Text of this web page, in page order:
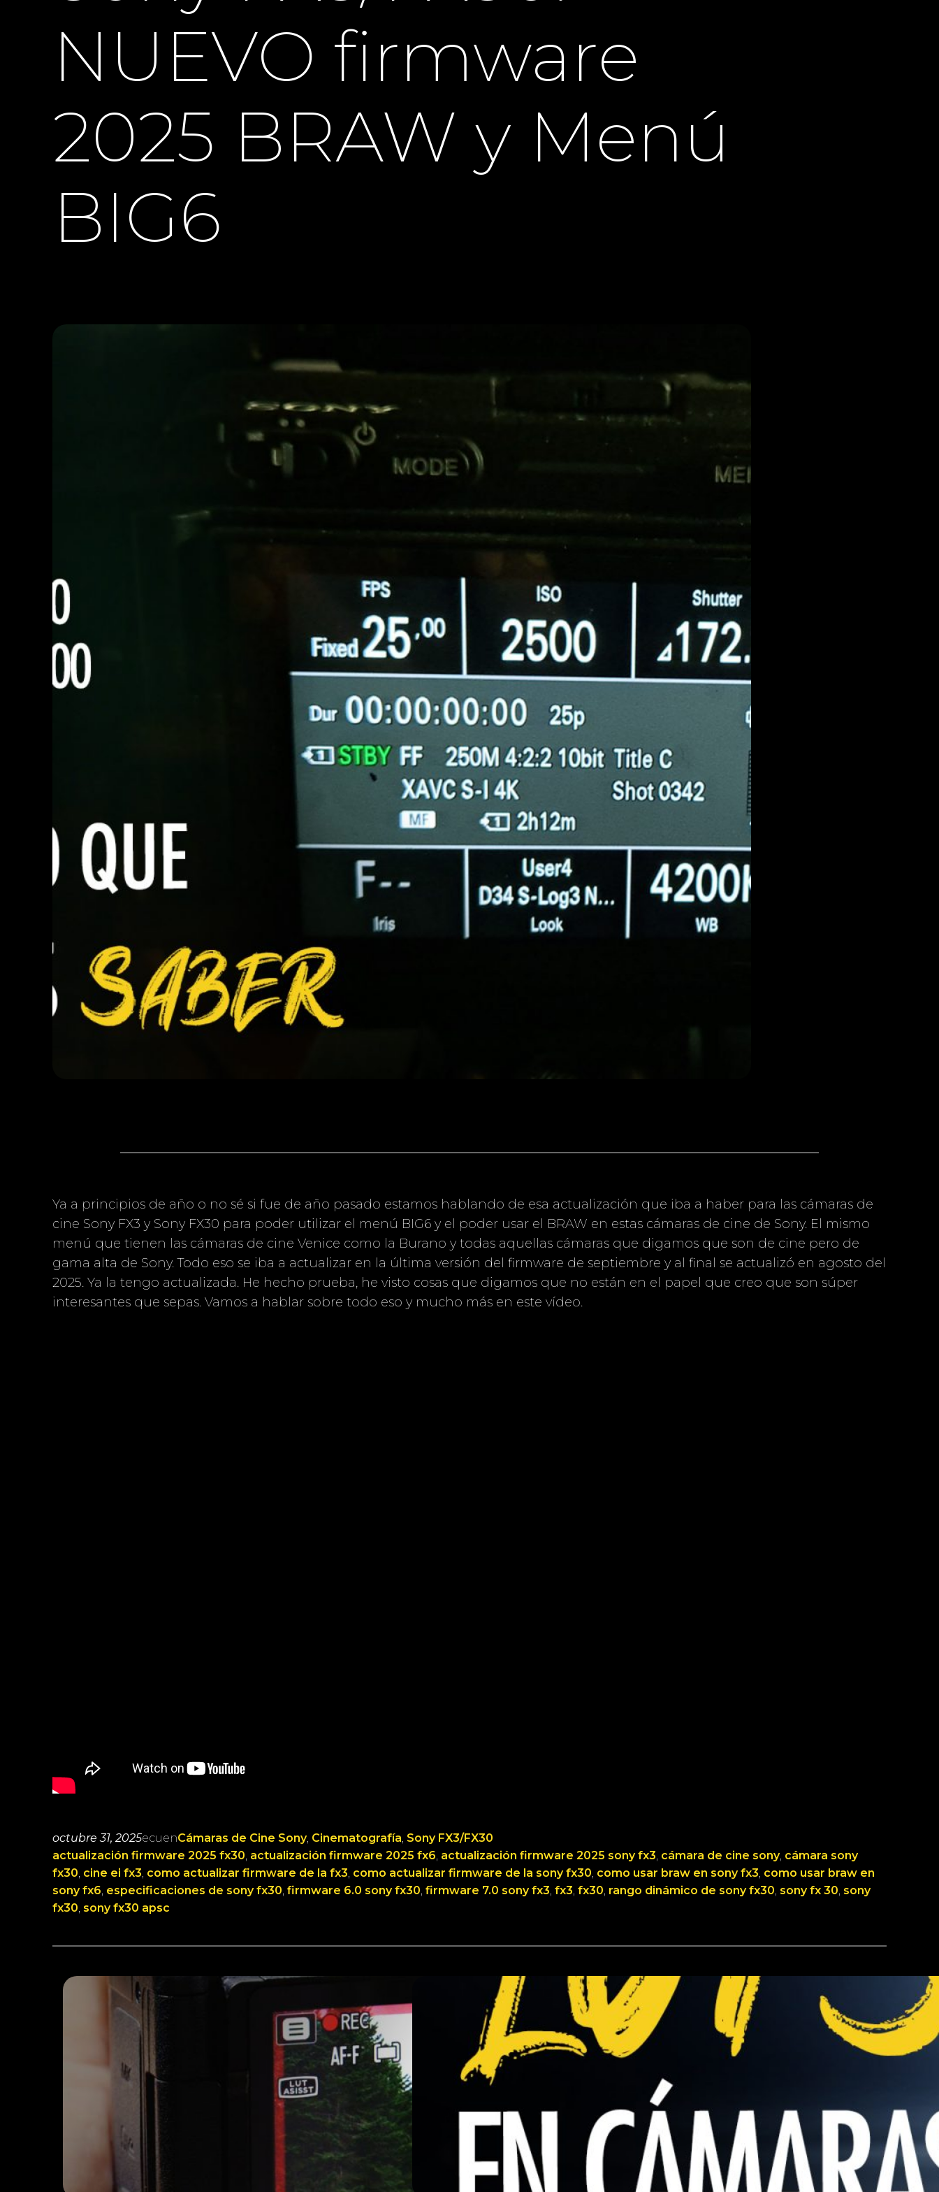
NUEVO firmware
2025 BRAW y Menú
BIG6
Ya a principios de año o no sé si fue de año pasado estamos hablando de esa actualización que iba a haber para las cámaras de
cine Sony FX3 y Sony FX30 para poder utilizar el menú BIG6 y el poder usar el BRAW en estas cámaras de cine de Sony. El mismo
menú que tienen las cámaras de cine Venice como la Burano y todas aquellas cámaras que digamos que son de cine pero de
gama alta de Sony. Todo eso se iba a actualizar en la última versión del firmware de septiembre y al final se actualizó en agosto del
2025. Ya la tengo actualizada. He hecho prueba, he visto cosas que digamos que no están en el papel que creo que son súper
interesantes que sepas. Vamos a hablar sobre todo eso y mucho más en este vídeo.
octubre 31, 2025ecuenCámaras de Cine Sony, Cinematografía Sony FX3/FX30
actualización firmware 2025 fx30 actualización firmware 2025 fx6 actualización firmware 2025 sony fx3 cámara de cine sony, cámara sony
fx30 cine ei fx3 como actualizar firmware de la fx3 como actualizar firmware de la sony fx30 como usar braw en sony fx3 como usar braw en
sony fx6 especificaciones de sony fx30 , firmware 6.0 sony fx30 , firmware 7.0 sony fx3 , fx3 , fx30 rango dinámico de sony fx30 sony fx 30 sony
fx30 sony fx30 apsc